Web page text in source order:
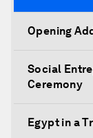
Opening
Social
Ceremony
Egypt in a